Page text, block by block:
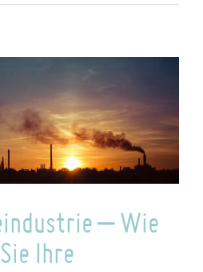
Generation:
Good
IOTA
–
willkommen.
– Wie
Ihre